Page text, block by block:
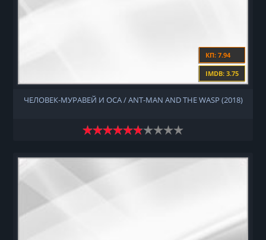
КП: 7.94
IMDB: 3.75
ЧЕЛОВЕК-МУРАВЕЙ И ОСА / ANT-MAN AND THE WASP (2018)